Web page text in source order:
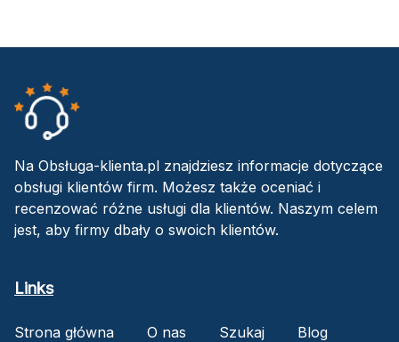
Na Obsługa-klienta.pl znajdziesz informacje dotyczące
obsługi klientów firm. Możesz także oceniać i
recenzować różne usługi dla klientów. Naszym celem
jest, aby firmy dbały o swoich klientów.
Links
Strona główna O nas Szukaj
Blog